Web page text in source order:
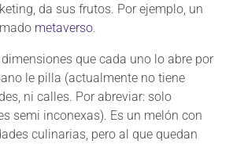
da sus frutos. Por ejemplo, un
metaverso.
que cada uno lo abre por
le pilla (actualmente no tiene
ni calles. Por abreviar: solo
semi inconexas). Es un melón con
culinarias, pero al que quedan